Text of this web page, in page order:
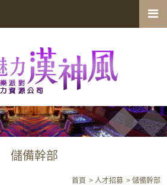
儲備幹部
首頁 人才招募 儲備幹部